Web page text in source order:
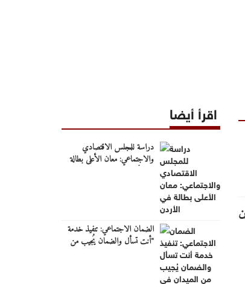
اقرأ أيضا
دراسة للمجلس الاقتصادي
والاجتماعي: معان الأعلى بطالة
الضمان الاجتماعي: تنفيذ خدمة
"أنت تسأل والضمان يُجيب من